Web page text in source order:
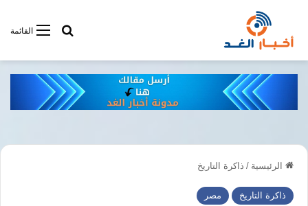
القائمةأبحت فى
الرئيسية / ذاكرة التاريخ
ذاكرة التاريخ مصر